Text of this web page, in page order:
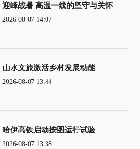
迎峰战暑 高温一线的坚守与关怀
2026-08-07 14:07
山水文旅激活乡村发展动能
2026-08-07 13:44
哈伊高铁启动按图运行试验
2026-08-07 13:38